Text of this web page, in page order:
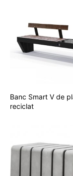
Banc Smart V de
reciclat